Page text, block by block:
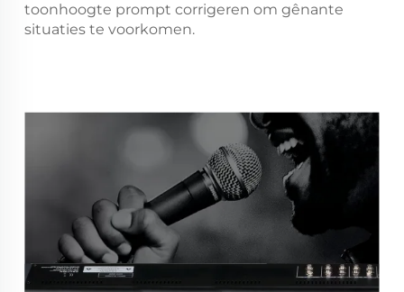
toonhoogte prompt corrigeren om gênante
situaties te voorkomen.